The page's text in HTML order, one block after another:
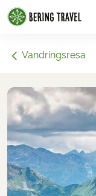
1
Vandringsresa